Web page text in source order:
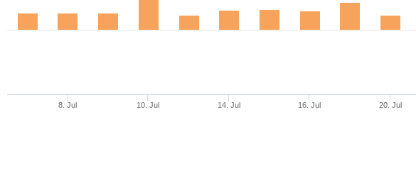
8. Jul 14. Jul 16. Jul 20. Jul
10. Jul